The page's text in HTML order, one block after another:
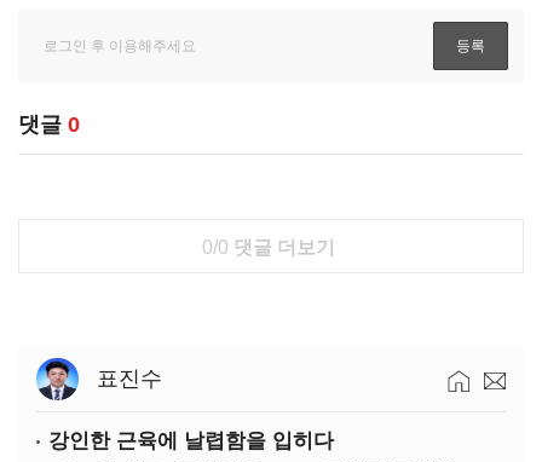
댓글 0
0/0 댓글 더보기
표진수
강인한 근육에 날렵함을 입히다